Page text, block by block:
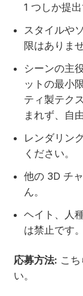
1 つしか提出
スタイルや
限はありませ
シーンの主
ットの最小
ティ製テク
まれず、自
レンダリン
ください。
他の 3D チ
ん。
ヘイト、人
は禁止です。
応募方法: こ
い。